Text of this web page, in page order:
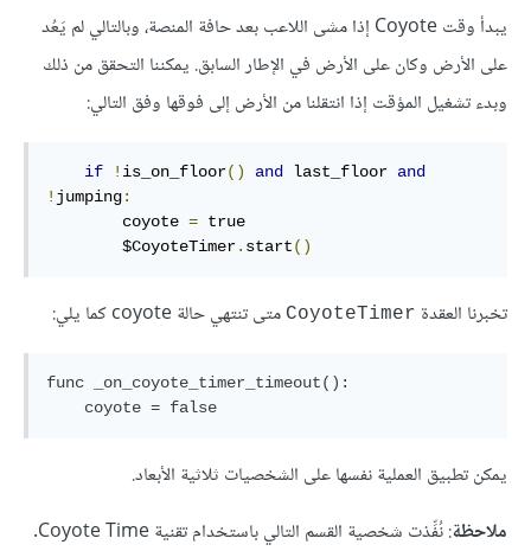
يبدأ وقت Coyote إذا مشى اللاعب بعد حافة المنصة، وبالتالي لم يَعُد
على الأرض وكان على الأرض في الإطار السابق. يمكننا التحقق من ذلك
وبدء تشغيل المؤقت إذا انتقلنا من الأرض إلى فوقها وفق التالي:
if ! is_on_floor() and last_floor and
! jumping:
        coyote
= true
        $CoyoteTimer
. start()
تخبرنا العقدة CoyoteTimer متى تنتهي حالة coyote كما يلي:
func _on_coyote_timer_timeout():
يمكن تطبيق العملية نفسها على الشخصيات ثلاثية الأبعاد.
ملاحظة: نُفِّذت شخصية القسم التالي باستخدام تقنية Coyote Time.